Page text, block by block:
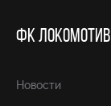
ФК ЛОКОМОТИВ
Новости